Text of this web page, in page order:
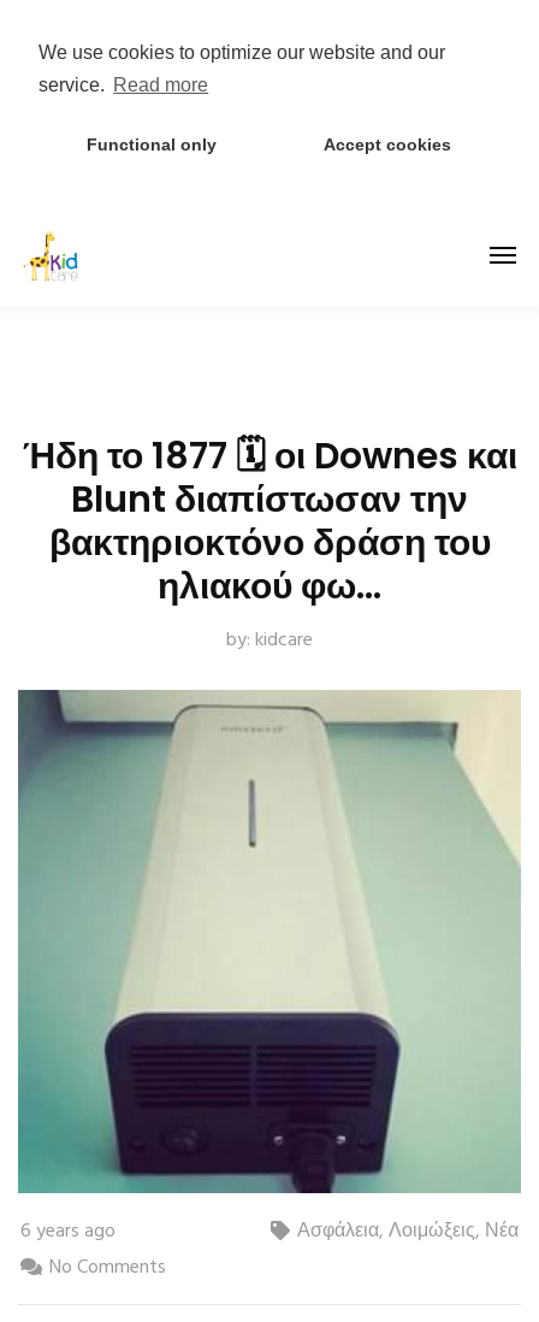
We use cookies to optimize our website and our
service. Read more
Functional only Accept cookies
Ήδη το 1877 🗓 οι Downes και
Blunt διαπίστωσαν την
βακτηριοκτόνο δράση του
ηλιακού φω…
by:kidcare
6 years ago Ασφάλεια,Λοιμώξεις, Νέα
No Comments